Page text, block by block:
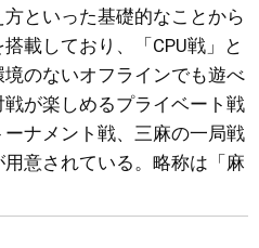
といった基礎的なことから
載しており、「CPU戦」と
境のないオフラインでも遊べ
が楽しめるプライベート戦
ナメント戦、三麻の一局戦
意されている。略称は「麻